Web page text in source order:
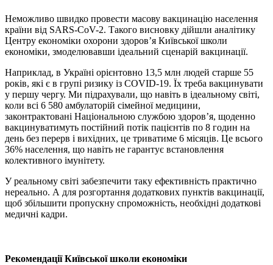
Неможливо швидко провести масову вакцинацію населення
країни від SARS-CoV-2. Такого висновку дійшли аналітику
Центру економіки охорони здоров’я Київської школи
економіки, змоделювавши ідеальний сценарій вакцинації.
Наприклад, в Україні орієнтовно 13,5 млн людей старше 55
років, які є в групі ризику із COVID-19. Їх треба вакцинувати
у першу чергу. Ми підрахували, що навіть в ідеальному світі,
коли всі 6 580 амбулаторій сімейної медицини,
законтрактовані Національною службою здоров’я, щоденно
вакцинуватимуть постійний потік пацієнтів по 8 годин на
день без перерв і вихідних, це триватиме 6 місяців. Це всього
36% населення, що навіть не гарантує встановлення
колективного імунітету.
У реальному світі забезпечити таку ефективність практично
нереально. А для розгортання додаткових пунктів вакцинації,
щоб збільшити пропускну спроможність, необхідні додаткові
медичні кадри.
Рекомендації Київської школи економіки